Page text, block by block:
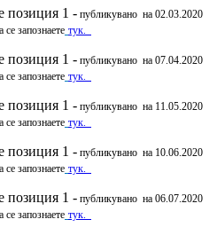
позиция 1 - публикувано на 02.03.2020
запознаете тук.
позиция 1 - публикувано на 07.04.2020
запознаете тук.
позиция 1 - публикувано на 11.05.2020
запознаете тук.
позиция 1 - публикувано на 10.06.2020
запознаете тук.
позиция 1 - публикувано на 06.07.2020
запознаете тук.